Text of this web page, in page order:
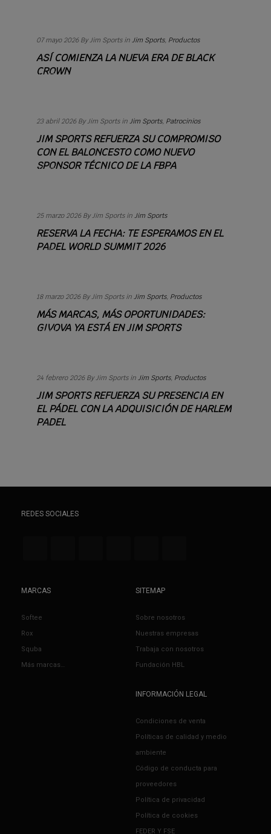
07 mayo 2026 By Jim Sports inJim Sports, Productos
ASÍ COMIENZA LA NUEVA ERA DE BLACK
CROWN
Read
23 abril 2026 By Jim Sports inJim Sports, Patrocinios
JIM SPORTS REFUERZA SU COMPROMISO
CON EL BALONCESTO COMO NUEVO
SPONSOR TÉCNICO DE LA FBPA
Read
25 marzo 2026 By Jim Sports inJim Sports
RESERVA LA FECHA: TE ESPERAMOS EN EL
PADEL WORLD SUMMIT 2026
Read
18 marzo 2026 By Jim Sports inJim Sports, Productos
MÁS MARCAS, MÁS OPORTUNIDADES:
GIVOVA YA ESTÁ EN JIM SPORTS
Read
24 febrero 2026 By Jim Sports inJim Sports, Productos
JIM SPORTS REFUERZA SU PRESENCIA EN
EL PÁDEL CON LA ADQUISICIÓN DE HARLEM
PADEL
REDES SOCIALES
MARCAS
Softee
Rox
Squba
Más marcas…
SITEMAP
Sobre nosotros
Nuestras empresas
Trabaja con nosotros
Fundación HBL
INFORMACIÓN LEGAL
Condiciones de venta
Políticas de calidad y medio
ambiente
Código de conducta para
proveedores
Política de privacidad
Política de cookies
FEDER Y FSE